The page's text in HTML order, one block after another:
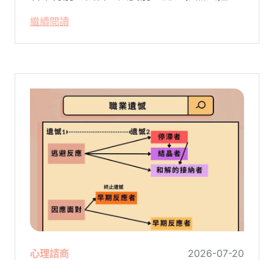
常在夜深人靜時讓你感到莫名的心累與空
虛。
繼續閱讀
心理諮商 2026-07-20